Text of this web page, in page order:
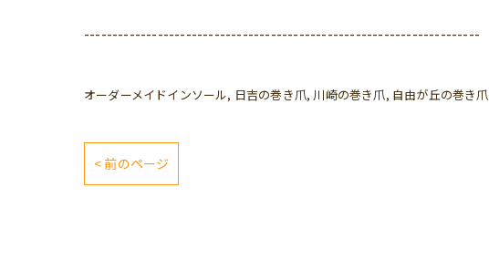
----------------------------------------------------------------------
オーダーメイドインソール 日吉の巻き爪 川崎の巻き爪 自由が丘の巻き爪
< 前のページ